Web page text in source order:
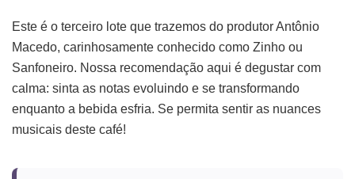
Este é o terceiro lote que trazemos do produtor Antônio
Macedo, carinhosamente conhecido como Zinho ou
Sanfoneiro. Nossa recomendação aqui é degustar com
calma: sinta as notas evoluindo e se transformando
enquanto a bebida esfria. Se permita sentir as nuances
musicais deste café!